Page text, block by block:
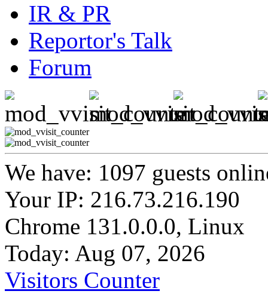
IR & PR
Reportor's Talk
Forum
We have: 1097 guests
Your IP: 216.73.216.190
Chrome 131.0.0.0, Linux
Today: Aug 07, 2026
Visitors Counter